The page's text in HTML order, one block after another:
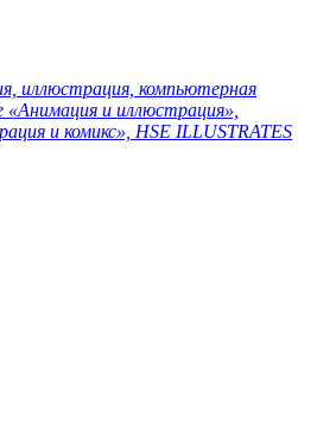
иллюстрация, компьютерная
«Анимация и иллюстрация»,
и комикс», HSE ILLUSTRATES